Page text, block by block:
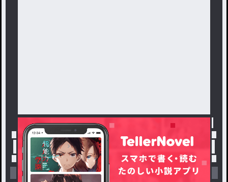
トップ 「#💊❤️」の人気小説・夢小説一覧